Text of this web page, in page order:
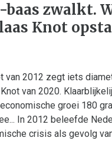
baas zwalkt.
Knot
van 2012 zegt iets
van 2020.
groei 180
In 2012 beleefde
crisis als gevolg